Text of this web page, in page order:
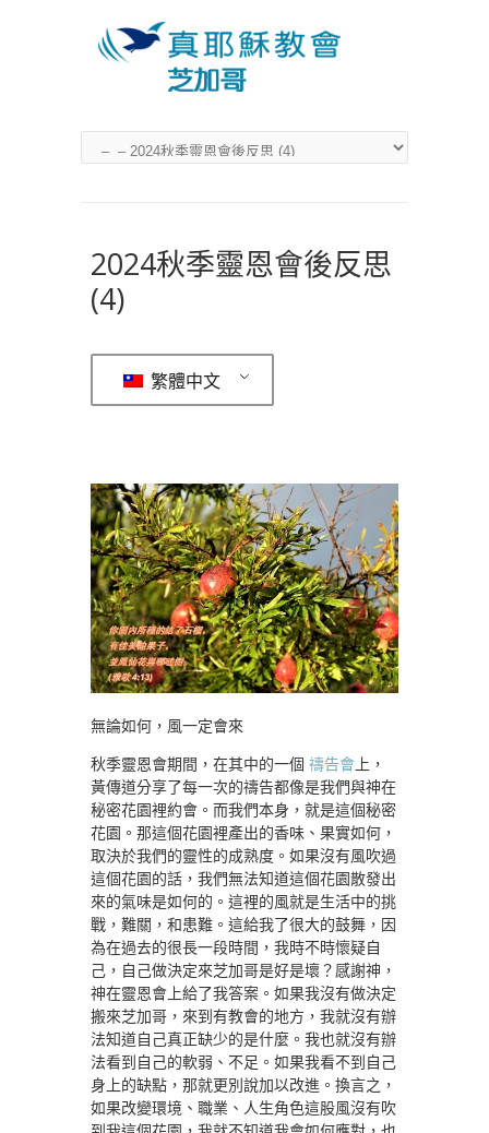
2024秋季靈恩會後反思
(4)
繁體中文
無論如何，風一定會來
秋季靈恩會期間，在其中的一個 禱告會 上，
黃傳道分享了每一次的禱告都像是我們與神在
秘密花園裡約會。而我們本身，就是這個秘密
花園。那這個花園裡產出的香味、果實如何，
取決於我們的靈性的成熟度。如果沒有風吹過
這個花園的話，我們無法知道這個花園散發出
來的氣味是如何的。這裡的風就是生活中的挑
戰，難關，和患難。這給我了很大的鼓舞，因
為在過去的很長一段時間，我時不時懷疑自
己，自己做決定來芝加哥是好是壞？感謝神，
神在靈恩會上給了我答案。如果我沒有做決定
搬來芝加哥，來到有教會的地方，我就沒有辦
法知道自己真正缺少的是什麼。我也就沒有辦
法看到自己的軟弱、不足。如果我看不到自己
身上的缺點，那就更別說加以改進。換言之，
如果改變環境、職業、人生角色這股風沒有吹